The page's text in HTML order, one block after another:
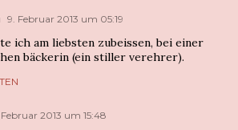
9. Februar 2013 um 05:19
ich am liebsten zubeissen, bei einer
bäckerin (ein stiller verehrer).
2013 um 15:48